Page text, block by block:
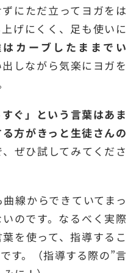
にただ立ってヨガをは
げにくく、足も使いに
はカーブしたままでい
しながら気楽にヨガを
すぐ」という言葉はあま
方がきっと生徒さんの
、ぜひ試してみてくださ
線からできていてまっ
のです。なるべく実際
を使って、指導するこ
す。（指導する際の”言